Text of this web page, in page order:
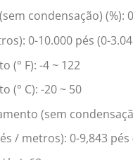
condensação) (%):
0-10.000 pés (0-
(° F): -4 ~ 122
(° C): -20 ~ 50
(sem
/ metros): 0-9,843